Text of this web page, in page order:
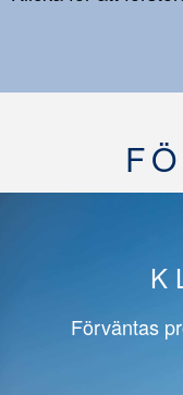
Förväntas